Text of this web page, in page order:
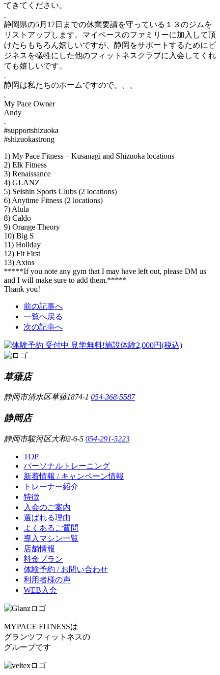
てきてください。
.
静岡県の5月17日までの休業要請を守っている１３のジムを
リストアップします。マイペースのファミリーに加入して頂
けたらもちろん嬉しいですが、静岡をサポートするためにビ
ジネスを犠牲にした他のフィットネスクラブに入会してくれ
ても嬉しいです。
.
静岡は私たちのホームですので。。。
.
My Pace Owner
Andy
.
#supportshizuoka
#shizuokastrong
1) My Pace Fitness – Kusanagi and Shizuoka locations
2) Elk Fitness
3) Renaissance
4) GLANZ
5) Seishin Sports Clubs (2 locations)
6) Anytime Fitness (2 locations)
7) Alula
8) Caldo
9) Orange Theory
10) Big S
11) Holiday
12) Fit First
13) Axtos
*****If you note any gym that I may have left out, please DM us
and I will make sure to add them.*****
Thank you!
前の記事へ
一覧へ戻る
次の記事へ
草薙店
静岡市清水区草薙1874-1 054-368-5587
静岡店
静岡市駿河区大和2-6-5 054-291-5223
TOP
パーソナルトレーニング
新着情報 / キャンペーン情報
トレーナー紹介
特徴
入会のご案内
選ばれる理由
よくあるご質問
導入マシン一覧
店舗情報
料金プラン
体験予約 / お問い合わせ
利用者様の声
WEB入会
MYPACE FITNESSは
グランツフィットネスの
グループです